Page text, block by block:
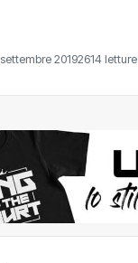
20192614 letture